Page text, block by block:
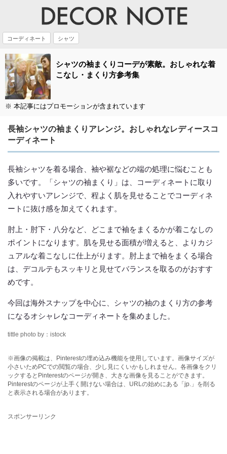
コーディネート シャツ
シャツの袖まくりコーデが素敵。おしゃれな着
こなし・まくり方参考集
※ 本記事にはプロモーションが含まれています
長袖シャツの袖まくりアレンジ。おしゃれなレディースコ
ーディネート
長袖シャツを着る場合、袖や裾などの端の処理に悩むことも
多いです。「シャツの袖まくり」は、コーディネートに取り
入れやすいアレンジで、程よく肌を見せることでコーディネ
ートに抜け感を加えてくれます。
肘上・肘下・八分など、どこまで袖をまくるかが着こなしの
ポイントになります。肌を見せる面積が増えると、よりカジ
ュアルな着こなしに仕上がります。肘上まで袖をまくる場合
は、デコルテもスッキリと見せてバランスを取るのがおすす
めです。
今回は海外スナップを中心に、シャツの袖のまくり方の参考
になるオシャレなコーディネートを集めました。
tittle photo by：istock
※画像の掲載は、Pinterestの埋め込み機能を使用しています。画像サイズが
小さいためPCでの閲覧の場合、少し見にくいかもしれません。各画像をクリ
ックするとPinterestのページが開き、大きな画像を見ることができます。
Pinterestのページが上手く開けない場合は、URLの始めにある「jp.」を削る
と表示される場合があります。
スポンサーリンク